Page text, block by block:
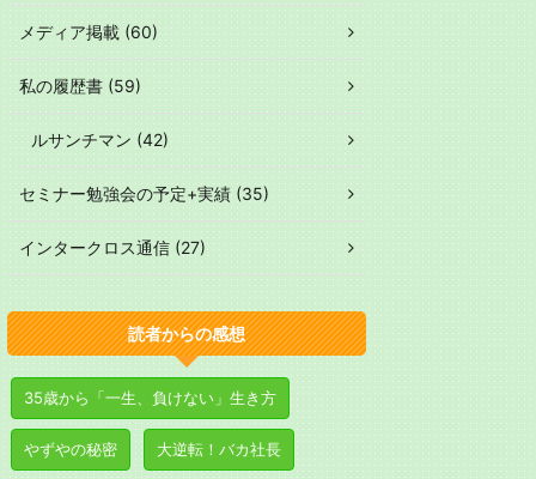
メディア掲載 (60)
私の履歴書 (59)
ルサンチマン (42)
セミナー勉強会の予定+実績 (35)
インタークロス通信 (27)
読者からの感想
35歳から「一生、負けない」生き方
やずやの秘密 大逆転！バカ社長